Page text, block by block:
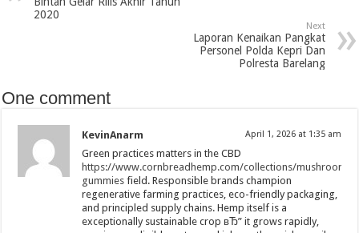
2020
Next
Laporan Kenaikan Pangkat
Personel Polda Kepri Dan
Polresta Barelang
One comment
KevinAnarm April 1, 2026 at 1:35 am
Green practices matters in the CBD
https://www.cornbreadhemp.com/collections/mushroom-
gummies field. Responsible brands champion
regenerative farming practices, eco-friendly packaging,
and principled supply chains. Hemp itself is a
exceptionally sustainable crop вЂ” it grows rapidly,